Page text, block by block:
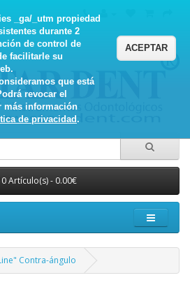
_ga/_utm propiedad
durante 2
de control de
facilitarle su
que está
revocar el
más información
de privacidad.
ACEPTAR
0 Artículo(s) - 0.00€
Contra-ángulo